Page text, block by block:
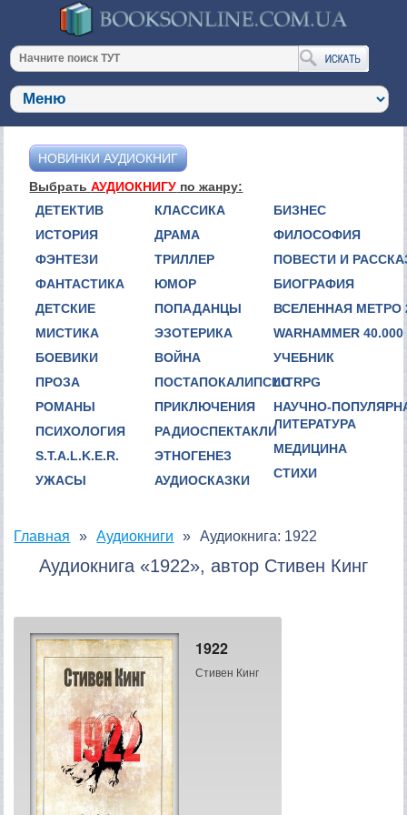
НОВИНКИ АУДИОКНИГ
ВыбратьАУДИОКНИГУ по жанру:
ДЕТЕКТИВ
ИСТОРИЯ
ФЭНТЕЗИ
ФАНТАСТИКА
ДЕТСКИЕ
МИСТИКА
БОЕВИКИ
ПРОЗА
РОМАНЫ
ПСИХОЛОГИЯ
S.T.A.L.K.E.R.
УЖАСЫ
КЛАССИКА
ДРАМА
ТРИЛЛЕР
ЮМОР
ПОПАДАНЦЫ
ЭЗОТЕРИКА
ВОЙНА
ПОСТАПОКАЛИПСИС
ПРИКЛЮЧЕНИЯ
РАДИОСПЕКТАКЛИ
ЭТНОГЕНЕЗ
АУДИОСКАЗКИ
БИЗНЕС
ФИЛОСОФИЯ
ПОВЕСТИ И
БИОГРАФИЯ
ВСЕЛЕННАЯ МЕТРО
WARHAMMER 40.000
УЧЕБНИК
LITRPG
НАУЧНО-
ЛИТЕРАТУРА
МЕДИЦИНА
СТИХИ
Главная Аудиокниги Аудиокнига: 1922
Аудиокнига «1922», автор Стивен Кинг
1922
Стивен Кинг